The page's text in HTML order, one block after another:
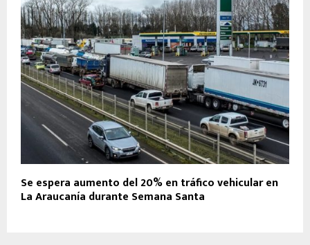
Se espera aumento del 20% en tráfico vehicular en
La Araucanía durante Semana Santa